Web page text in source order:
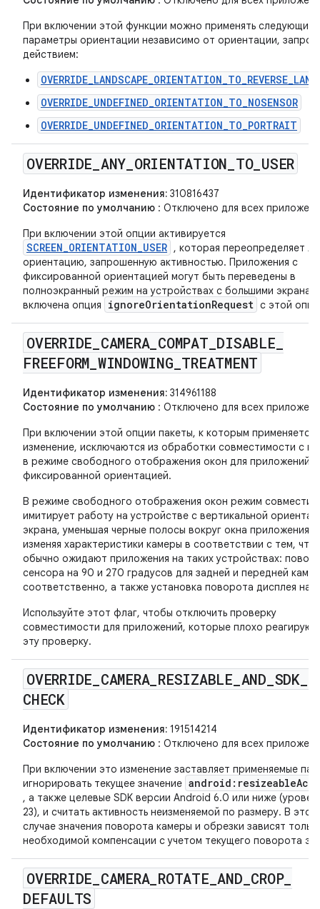
При включении этой функции можно применять следующие
параметры ориентации независимо от ориентации,
действием:
OVERRIDE_UNDEFINED_ORIENTATION_TO_NOSENSOR
OVERRIDE_UNDEFINED_ORIENTATION_TO_PORTRAIT
OVERRIDE ANY ORIENTATION TO_ USER
Идентификатор изменения: 310816437
Состояние по умолчанию : Отключено для всех
При включении этой опции активируется
SCREEN_ORIENTATION_USER , которая переопределяет
ориентацию, запрошенную активностью. Приложения с
фиксированной ориентацией могут быть переведены в
полноэкранный режим на устройствах с большими
включена опция
ignoreOrientationRequest с этой
OVERRIDE CAMERA_ COMPAT DISABLE
FREEFORM WINDOWING TREATMENT
Идентификатор изменения: 314961188
Состояние по умолчанию : Отключено для всех
При включении этой опции пакеты, к которым применяется
изменение, исключаются из обработки совместимости с
в режиме свободного отображения окон для приложений с
фиксированной ориентацией.
В режиме свободного отображения окон режим
имитирует работу на устройстве с вертикальной
экрана, уменьшая черные полосы вокруг окна приложения и
изменяя характеристики камеры в соответствии с тем, что
обычно ожидают приложения на таких устройствах:
сенсора на 90 и 270 градусов для задней и передней камер
соответственно, а также установка поворота дисплея на
Используйте этот флаг, чтобы отключить проверку
совместимости для приложений, которые плохо
эту проверку.
OVERRIDE CAMERA_ RESIZABLE AND SDK
CHECK
Идентификатор изменения: 191514214
Состояние по умолчанию : Отключено для всех
При включении это изменение заставляет применяемые
игнорировать текущее значение
, а также целевые SDK версии Android 6.0 или ниже
23), и считать активность неизменяемой по размеру. В этом
случае значения поворота камеры и обрезки зависят
необходимой компенсации с учетом текущего поворота
OVERRIDE CAMERA_ ROTATE AND CROP_
DEFAULTS